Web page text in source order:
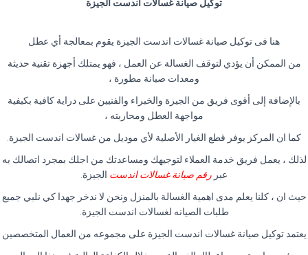
توكيل صيانة غسالات اندست الجيزة
هنا فى توكيل صيانة غسالات اندست الجيزة يقوم بمعالجة أي عطل
من الممكن أن يؤدي لتوقف الغسالة عن العمل ، فهو يمتلك أجهزة تقنية حديثة
ومعدات صيانة مطورة ،
بالإضافة إلى أقوى فريق من الجيزة والخبراء والفنيين على دراية كافية بكيفية
مواجهة العطل ومحاربته ،
كما ان المركز يوفر قطع الغيار الأصلية لأي موديل من غسالات اندست الجيزة.
لذلك ، يعمل فريق خدمة العملاء لتوجيهك ومساعدتك من اجلك بمجرد اتصالك به
عبر رقم صيانة غسالات اندست الجيزة.
حيث ان ، كلنا يعلم مدى اهمية الغسالة بالمنزل ونحن لا ندخر جهدا كي نلبي جميع
طلبات الصيانه لغسالات اندست الجيزة.
يعتمد توكيل صيانة غسالات اندست الجيزة على مجموعه من العمال المتخصصين